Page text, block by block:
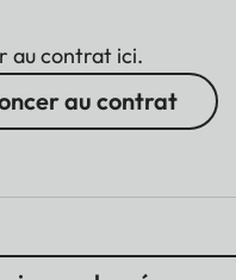
au contrat ici.
au contrat